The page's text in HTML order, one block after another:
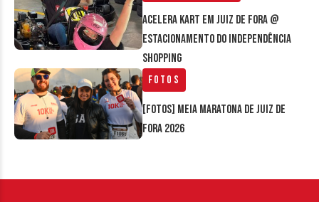
Acelera Kart em Juiz de Fora @
estacionamento do Independência
Shopping
Fotos
[FOTOS] Meia Maratona de Juiz de
Fora 2026